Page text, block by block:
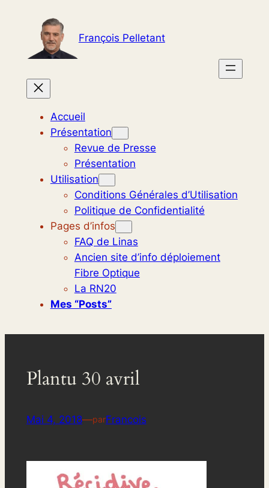
contenu
François Pelletant
Accueil
Présentation
Revue de Presse
Présentation
Utilisation
Conditions Générales d’Utilisation
Politique de Confidentialité
Pages d’infos
FAQ de Linas
Ancien site d’info déploiement
Fibre Optique
La RN20
Mes “posts”
Plantu 30 avril
Mai 4, 2018—parFrancois